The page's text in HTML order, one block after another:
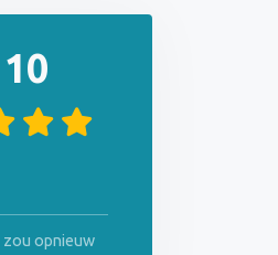
10
zou opnieuw